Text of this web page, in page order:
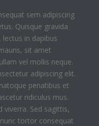
sem adipiscing
Quisque gravida
in dapibus
sit amet
vel mollis neque.
adipiscing elit.
penatibus et
ridiculus mus.
viverra. Sed sagittis,
tortor consequat